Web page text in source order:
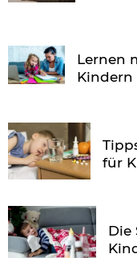
Lernen
Kindern
für
Die